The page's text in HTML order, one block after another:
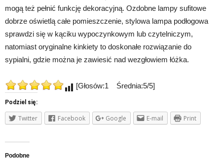
mogą też pełnić funkcję dekoracyjną. Ozdobne lampy sufitowe
dobrze oświetlą całe pomieszczenie, stylowa lampa podłogowa
sprawdzi się w kąciku wypoczynkowym lub czytelniczym,
natomiast oryginalne kinkiety to doskonałe rozwiązanie do
sypialni, gdzie można je zawiesić nad wezgłowiem łóżka.
[Głosów:1 Średnia:5/5]
Podziel się:
Twitter Facebook Google E-mail Print
Podobne